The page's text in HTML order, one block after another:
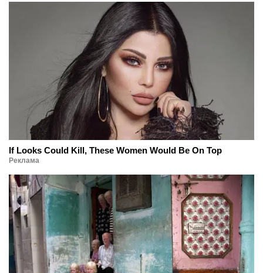
If Looks Could Kill, These Women Would Be On Top
Реклама